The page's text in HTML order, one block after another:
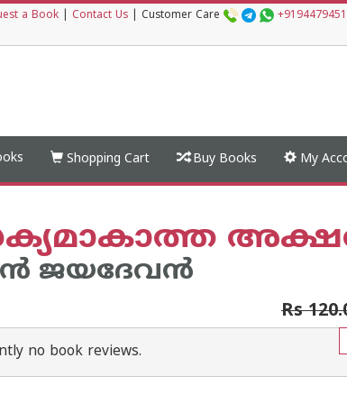
a Book Contact Us Customer Care
Shopping Cart Buy Books My
ജയദേവന്‍
Rs
no book reviews.